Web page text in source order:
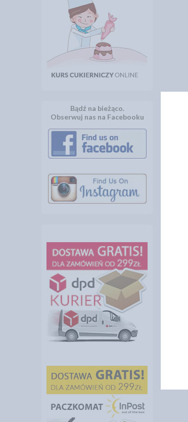
Bądź na bieżąco.
Obserwuj nas na Facebooku